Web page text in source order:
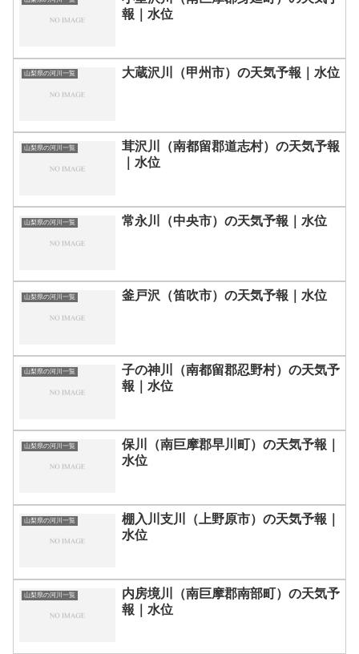
報｜水位
山梨県の河川一覧 大蔵沢川（甲州市）の天気予報｜水位
山梨県の河川一覧
茸沢川（南都留郡道志村）の天気予報
｜水位
山梨県の河川一覧 常永川（中央市）の天気予報｜水位
山梨県の河川一覧 釜戸沢（笛吹市）の天気予報｜水位
山梨県の河川一覧
子の神川（南都留郡忍野村）の天気予
報｜水位
山梨県の河川一覧
保川（南巨摩郡早川町）の天気予報｜
水位
山梨県の河川一覧
棚入川支川（上野原市）の天気予報｜
水位
山梨県の河川一覧
内房境川（南巨摩郡南部町）の天気予
報｜水位